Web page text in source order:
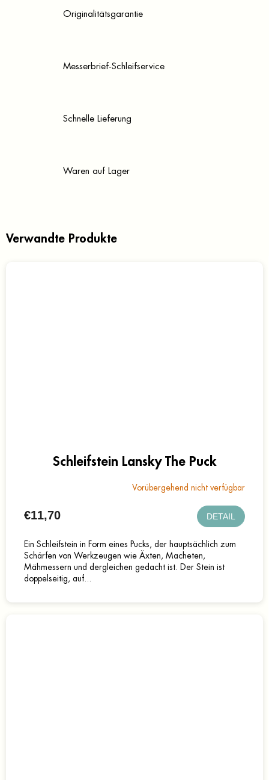
Originalitätsgarantie
Messerbrief-Schleifservice
Schnelle Lieferung
Waren auf Lager
Verwandte Produkte
Schleifstein Lansky The Puck
Vorübergehend nicht verfügbar
€11,70 DETAIL
Ein Schleifstein in Form eines Pucks, der hauptsächlich zum
Schärfen von Werkzeugen wie Äxten, Macheten,
Mähmessern und dergleichen gedacht ist. Der Stein ist
doppelseitig, auf...